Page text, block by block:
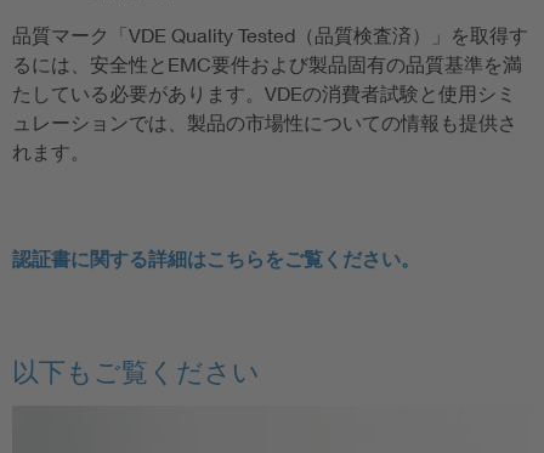
品質マーク「VDE Quality Tested（品質検査済）」を取得す
るには、安全性とEMC要件および製品固有の品質基準を満
たしている必要があります。VDEの消費者試験と使用シミ
ュレーションでは、製品の市場性についての情報も提供さ
れます。
認証書に関する詳細はこちらをご覧ください。
以下もご覧ください